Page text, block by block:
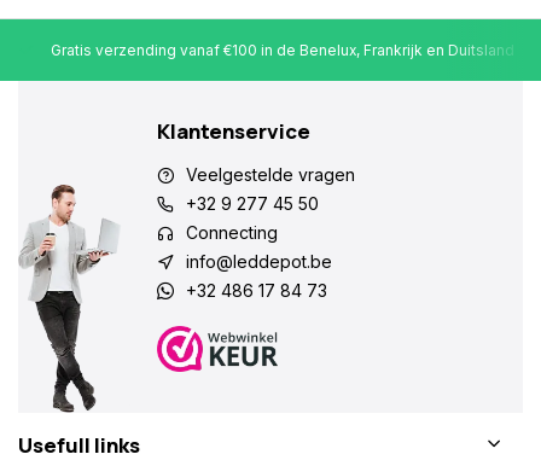
Gratis verzending vanaf €100 in de Benelux, Frankrijk en Duitsland
Klantenservice
Veelgestelde vragen
+32 9 277 45 50
Connecting
info@leddepot.be
+32 486 17 84 73
Usefull links